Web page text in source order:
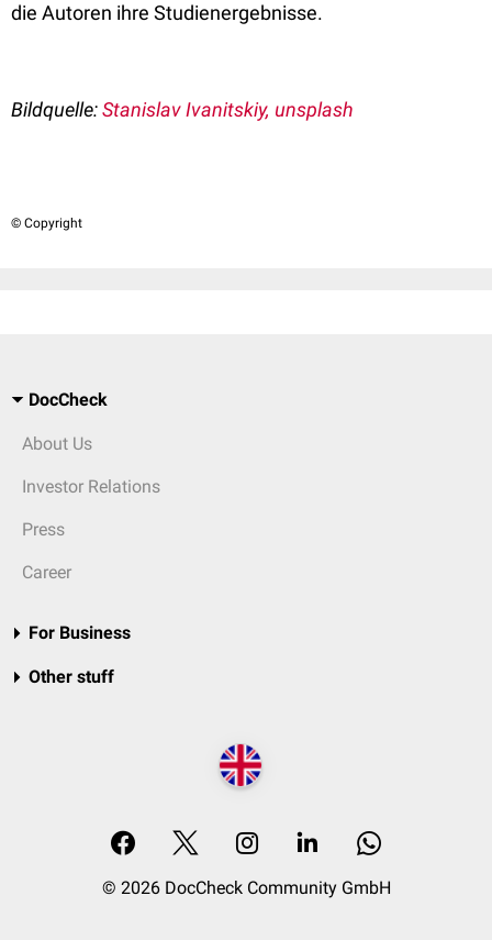
die Autoren ihre Studienergebnisse.
Bildquelle:Stanislav Ivanitskiy, unsplash
© Copyright
DocCheck
About Us
Investor Relations
Press
Career
For Business
Other stuff
© 2026 DocCheck Community GmbH